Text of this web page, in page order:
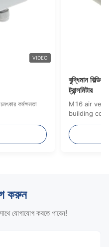
VIDEO
কর্মক্ষমতা
বুদ্ধিমান
ট্রান্সমিটার
M16 air
building
response to
accurate
করুন
যোগাযোগ করতে পারেন!